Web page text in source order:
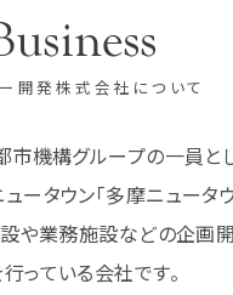
開発株式会社について
機構グループの一員とし
ータウン「多摩ニュータ
や業務施設などの企画
っている会社です。